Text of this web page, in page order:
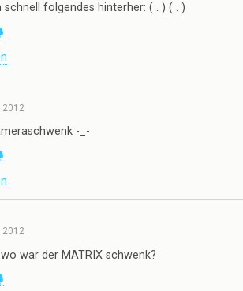
schnell folgendes hinterher: ( . ) ( . )
2012
-_-
2012
war der MATRIX schwenk?